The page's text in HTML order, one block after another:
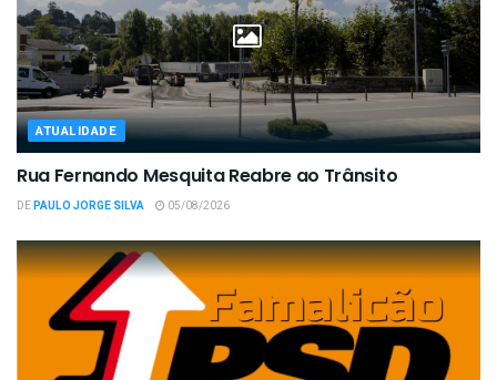
ATUALIDADE
Rua Fernando Mesquita Reabre ao Trânsito
DEPAULO JORGE SILVA 05/08/2026